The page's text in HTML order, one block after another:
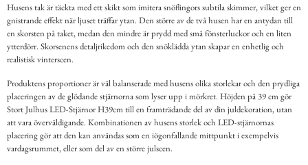
Husens tak är täckta med ett skikt som imitera snöflingors subtila skimmer, vilket ger en
gnistrande effekt när ljuset träffar ytan. Den större av de två husen har en antydan till
en skorsten på taket, medan den mindre är prydd med små fönsterluckor och en liten
ytterdörr. Skorsenens detaljrikedom och den snöklädda ytan skapar en enhetlig och
realistisk vinterscen.
Produktens proportioner är väl balanserade med husens olika storlekar och den prydliga
placeringen av de glödande stjärnorna som lyser upp i mörkret. Höjden på 39 cm gör
Stort Julhus LED-Stjärnor H39cm till en framträdande del av din juldekoration, utan
att vara överväldigande. Kombinationen av husens storlek och LED-stjärnornas
placering gör att den kan användas som en iögonfallande mittpunkt i exempelvis
vardagsrummet, eller som del av en större julscen.